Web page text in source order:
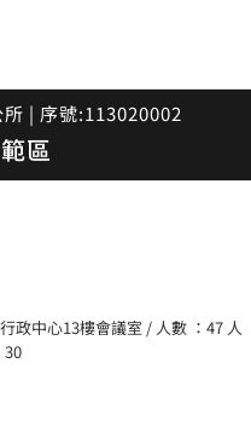
| 序號:113020002
區
政中心13樓會議室 / 人數 ：47 人
30